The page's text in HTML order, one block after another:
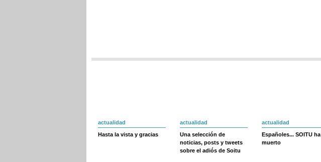
actualidad
Hasta la vista y gracias
actualidad
Una selección de
noticias, posts y tweets
sobre el adiós de Soitu
actualidad
Españoles... SOITU ha
muerto